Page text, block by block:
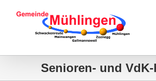
Inhalt
springen
Senioren- und